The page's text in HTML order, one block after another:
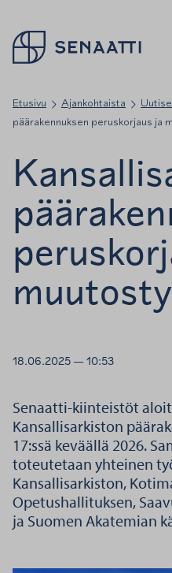
Palaa takaisin etusivulle
Etusivu Ajankohtaista
päärakennuksen peruskorjaus ja
18.06.2025 — 10:53
Senaatti-kiinteistöt
Kansallisarkiston
17:ssä keväällä 2026.
toteutetaan yhteinen
Kansallisarkiston,
Opetushallituksen,
ja Suomen Akatemian